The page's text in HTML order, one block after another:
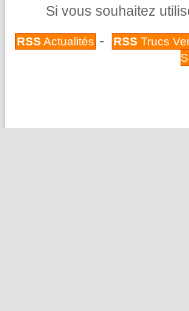
Si vous souhaitez
RSS Actualités - RSS Trucs